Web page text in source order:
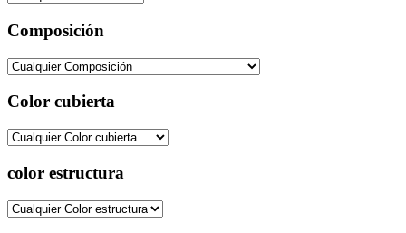
Composición
Color cubierta
color estructura